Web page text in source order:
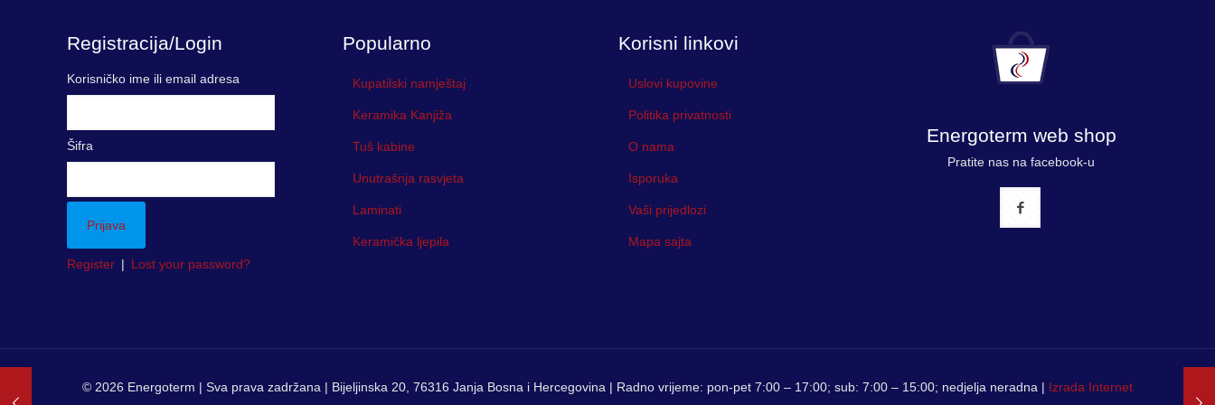
Registracija/Login
Korisničko ime ili email adresa
Šifra
Register | Lost your password?
Popularno
Kupatilski namještaj
Keramika Kanjiža
Tuš kabine
Unutrašnja rasvjeta
Laminati
Keramička ljepila
Korisni linkovi
Uslovi kupovine
Politika privatnosti
O nama
Isporuka
Vaši prijedlozi
Mapa sajta
Energoterm web shop
Pratite nas na facebook-u
© 2026 Energoterm | Sva prava zadržana | Bijeljinska 20, 76316 Janja Bosna i Hercegovina | Radno vrijeme: pon-pet 7:00 – 17:00; sub: 7:00 – 15:00; nedjelja neradna | Izrada Internet